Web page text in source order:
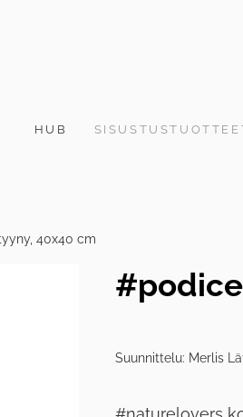
HUB
40x40 cm
Suunnittelu: Merlis